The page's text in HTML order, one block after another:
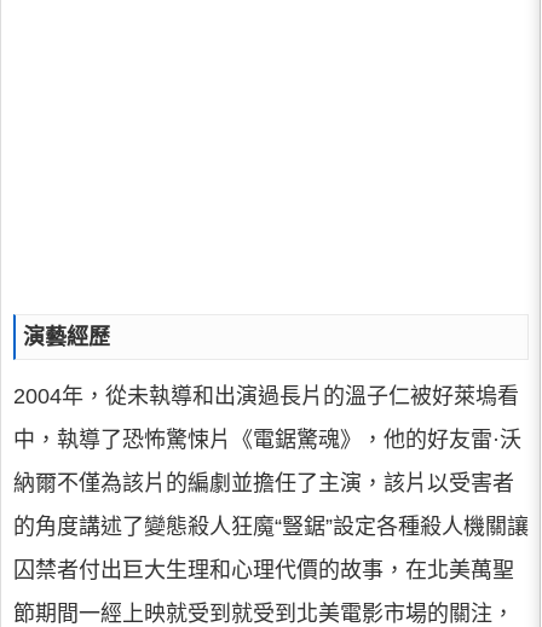
演藝經歷
2004年，從未執導和出演過長片的溫子仁被好萊塢看
中，執導了恐怖驚悚片《電鋸驚魂》，他的好友雷·沃
納爾不僅為該片的編劇並擔任了主演，該片以受害者
的角度講述了變態殺人狂魔“豎鋸”設定各種殺人機關讓
囚禁者付出巨大生理和心理代價的故事，在北美萬聖
節期間一經上映就受到就受到北美電影市場的關注，